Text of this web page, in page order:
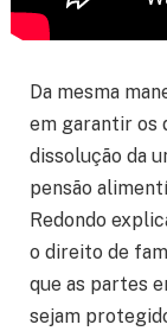
Da mesma
em garantir os
dissolução da
pensão
Redondo
o direito de
que as partes
sejam